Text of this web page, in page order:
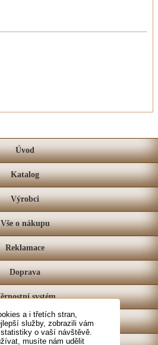
a i třetích stran,
služby, zobrazili vám
o vaší návštěvě.
musíte nám udělit
Úvod
Katalog
Výrobci
Vše o nákupu
Reklamace
Doprava
systém
Prodejna